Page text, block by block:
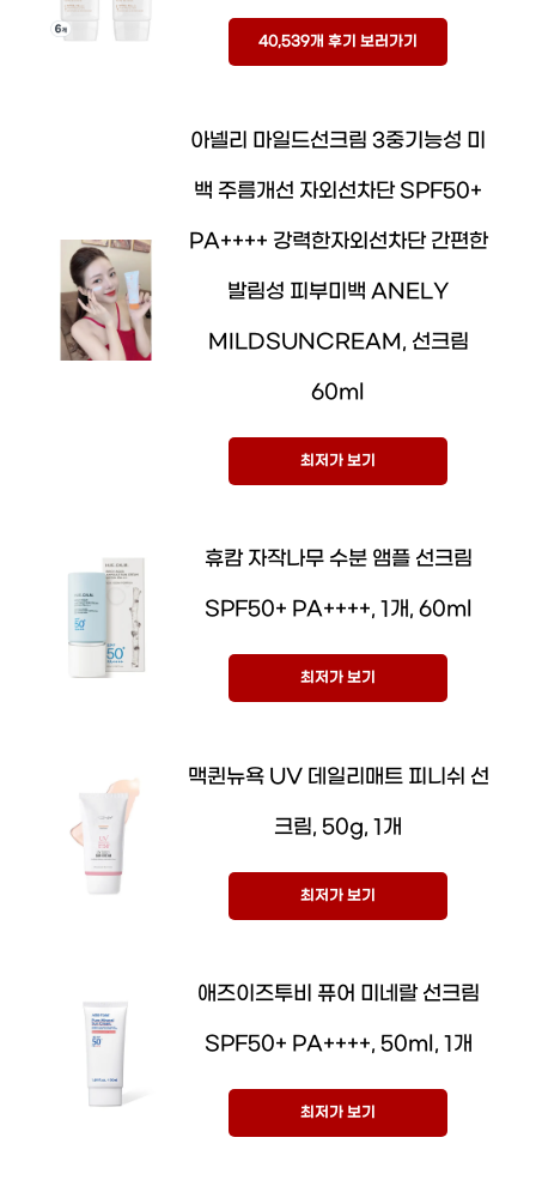
40,539개 후기 보러가기
아넬리 마일드선크림 3중기능성 미
백 주름개선 자외선차단 SPF50+
PA++++ 강력한자외선차단 간편한
발림성 피부미백 ANELY
MILDSUNCREAM, 선크림
60ml
최저가 보기
휴캄 자작나무 수분 앰플 선크림
SPF50+ PA++++, 1개, 60ml
최저가 보기
맥퀸뉴욕 UV 데일리매트 피니쉬 선
크림, 50g, 1개
최저가 보기
애즈이즈투비 퓨어 미네랄 선크림
SPF50+ PA++++, 50ml, 1개
최저가 보기